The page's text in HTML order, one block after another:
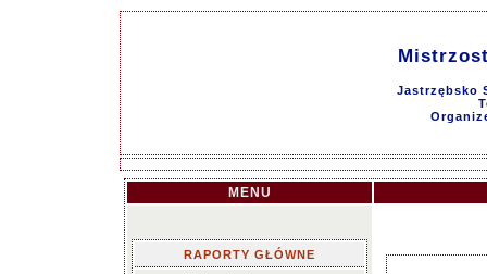
Jastrzębsko
MENU
RAPORTY GŁÓWNE